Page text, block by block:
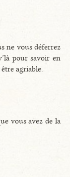
ne vous déferrez
pour savoir en
agriable.
vous avez de la